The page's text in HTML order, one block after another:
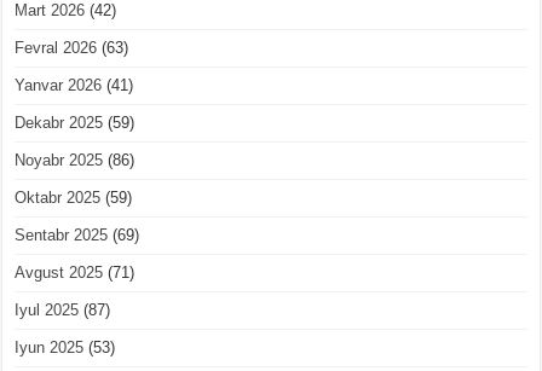
Mart 2026 (42)
Fevral 2026 (63)
Yanvar 2026 (41)
Dekabr 2025 (59)
Noyabr 2025 (86)
Oktabr 2025 (59)
Sentabr 2025 (69)
Avgust 2025 (71)
Iyul 2025 (87)
Iyun 2025 (53)